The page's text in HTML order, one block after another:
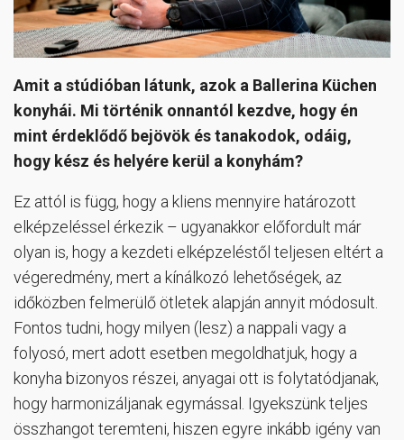
Amit a stúdióban látunk, azok a Ballerina Küchen
konyhái. Mi történik onnantól kezdve, hogy én
mint érdeklődő bejövök és tanakodok, odáig,
hogy kész és helyére kerül a konyhám?
Ez attól is függ, hogy a kliens mennyire határozott
elképzeléssel érkezik – ugyanakkor előfordult már
olyan is, hogy a kezdeti elképzeléstől teljesen eltért a
végeredmény, mert a kínálkozó lehetőségek, az
időközben felmerülő ötletek alapján annyit módosult.
Fontos tudni, hogy milyen (lesz) a nappali vagy a
folyosó, mert adott esetben megoldhatjuk, hogy a
konyha bizonyos részei, anyagai ott is folytatódjanak,
hogy harmonizáljanak egymással. Igyekszünk teljes
összhangot teremteni, hiszen egyre inkább igény van